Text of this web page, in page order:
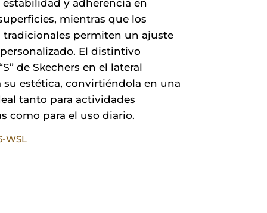
estabilidad y adherencia en
mientras que los
tradicionales permiten un ajuste
El distintivo
de Skechers en el lateral
su estética, convirtiéndola en una
tanto para actividades
como para el uso diario.
WSL